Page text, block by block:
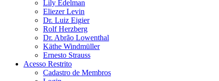
Lily Edelman
Eliezer Levin
Dr. Luiz Eigier
Rolf Herzberg
Dr. Abrão Lowenthal
Käthe Windmüller
Ernesto Strauss
Acesso Restrito
Cadastro de Membros